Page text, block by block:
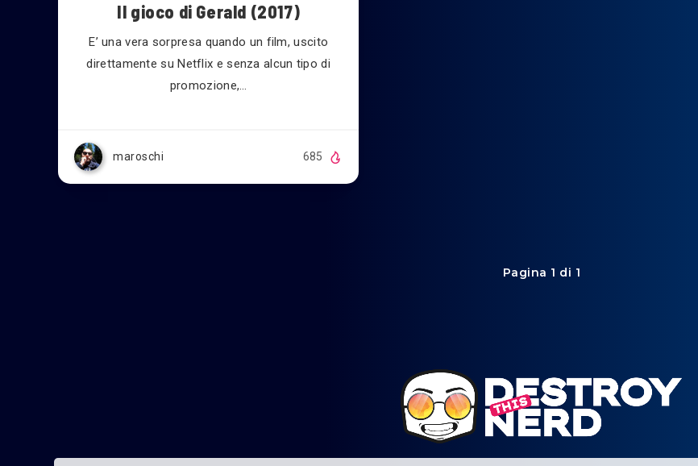
Il gioco di Gerald (2017)
E’ una vera sorpresa quando un film, uscito
direttamente su Netflix e senza alcun tipo di
promozione,…
maroschi 685
Pagina 1 di 1